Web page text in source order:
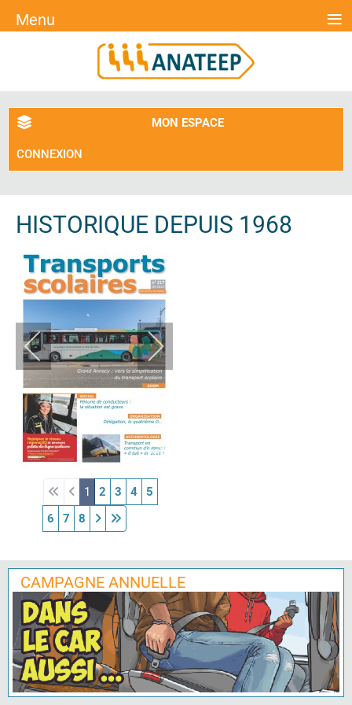
MON ESPACE
CONNEXION
HISTORIQUE DEPUIS 1968
1 2 3 4
5
6
7 8
CAMPAGNE ANNUELLE
Menu ≡